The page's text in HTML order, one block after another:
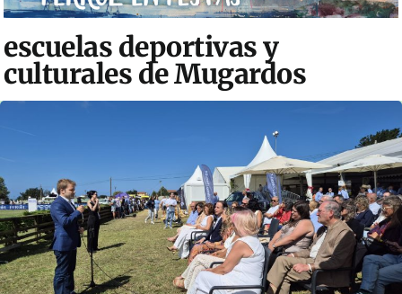
escuelas deportivas y
culturales de Mugardos